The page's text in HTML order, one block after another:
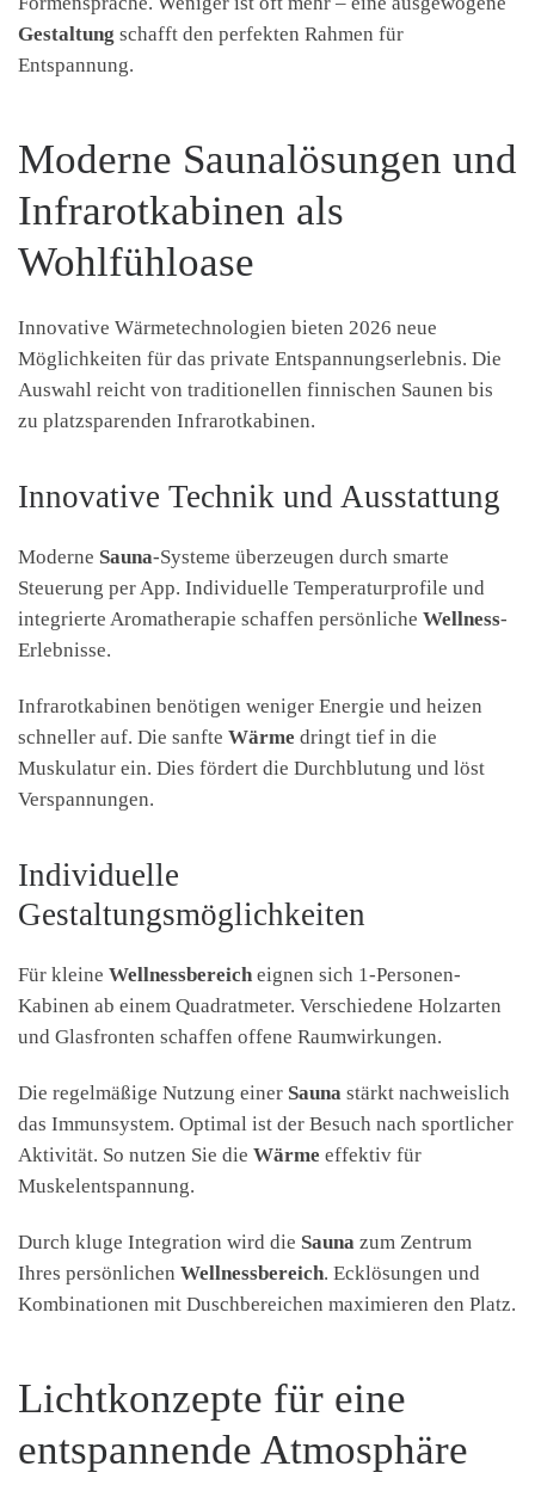
Gestaltung schafft den perfekten Rahmen für
Entspannung.
Moderne Saunalösungen und
Infrarotkabinen als
Wohlfühloase
Innovative Wärmetechnologien bieten 2026 neue
Möglichkeiten für das private Entspannungserlebnis. Die
Auswahl reicht von traditionellen finnischen Saunen bis
zu platzsparenden Infrarotkabinen.
Innovative Technik und Ausstattung
Moderne Sauna-Systeme überzeugen durch smarte
Steuerung per App. Individuelle Temperaturprofile und
integrierte Aromatherapie schaffen persönliche Wellness-
Erlebnisse.
Infrarotkabinen benötigen weniger Energie und heizen
schneller auf. Die sanfte Wärme dringt tief in die
Muskulatur ein. Dies fördert die Durchblutung und löst
Verspannungen.
Individuelle
Gestaltungsmöglichkeiten
Für kleine Wellnessbereich eignen sich 1-Personen-
Kabinen ab einem Quadratmeter. Verschiedene Holzarten
und Glasfronten schaffen offene Raumwirkungen.
Die regelmäßige Nutzung einer Sauna stärkt nachweislich
das Immunsystem. Optimal ist der Besuch nach sportlicher
Aktivität. So nutzen Sie die Wärme effektiv für
Muskelentspannung.
Durch kluge Integration wird die Sauna zum Zentrum
Ihres persönlichen Wellnessbereich. Ecklösungen und
Kombinationen mit Duschbereichen maximieren den Platz.
Lichtkonzepte für eine
entspannende Atmosphäre